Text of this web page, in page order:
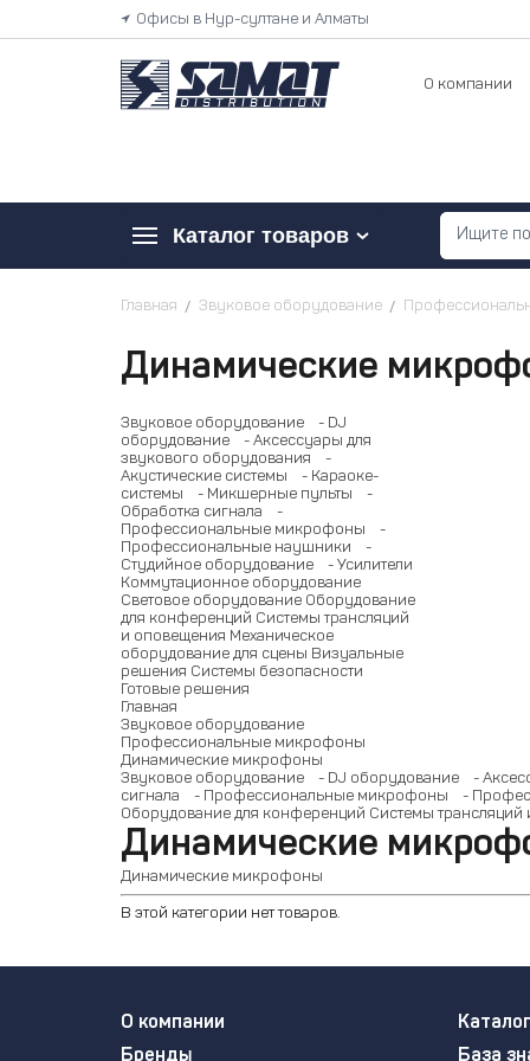
Офисы в Нур-султане и Алматы
О компании
Каталог товаров
Главная Звуковое оборудование
Динамические
Звуковое оборудование
- DJ
оборудование
- Аксессуары для
звукового оборудования
-
Акустические системы
- Караоке-
системы
- Микшерные пульты
-
Обработка сигнала
-
Профессиональные микрофоны
-
Профессиональные наушники
-
Студийное оборудование
- Усилители
Коммутационное оборудование
Световое оборудование Оборудование
для конференций Системы трансляций
и оповещения Механическое
оборудование для сцены Визуальные
решения Системы безопасности
Готовые решения
Главная
Звуковое оборудование
Профессиональные микрофоны
Динамические микрофоны
Звуковое оборудование
- DJ оборудование
-
сигнала
- Профессиональные микрофоны
-
Оборудование для конференций Системы трансляций
Динамические
Динамические микрофоны
В этой категории нет товаров.
О компании
Бренды
Каталог
База